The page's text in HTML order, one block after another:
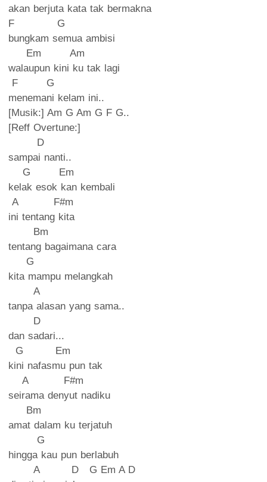
akan berjuta kata tak bermakna
F G
bungkam semua ambisi
Em Am
walaupun kini ku tak lagi
F G
menemani kelam ini..
[Musik:] Am G Am G F G..
[Reff Overtune:]
D
sampai nanti..
G Em
kelak esok kan kembali
A F#m
ini tentang kita
Bm
tentang bagaimana cara
G
kita mampu melangkah
A
tanpa alasan yang sama..
D
dan sadari...
G Em
kini nafasmu pun tak
A F#m
seirama denyut nadiku
Bm
amat dalam ku terjatuh
G
hingga kau pun berlabuh
A D G Em A D